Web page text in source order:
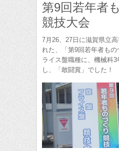
第9回若年者
競技大会
7月26、27日に滋賀県立
れた、「第9回若年者も
ライス盤職種に、機械科
し、「敢闘賞」でした！